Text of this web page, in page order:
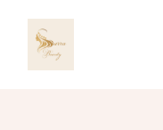
content